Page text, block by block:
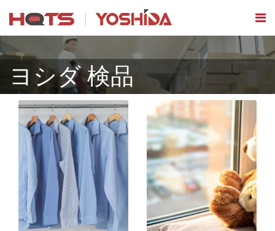
ヨシダ 検品